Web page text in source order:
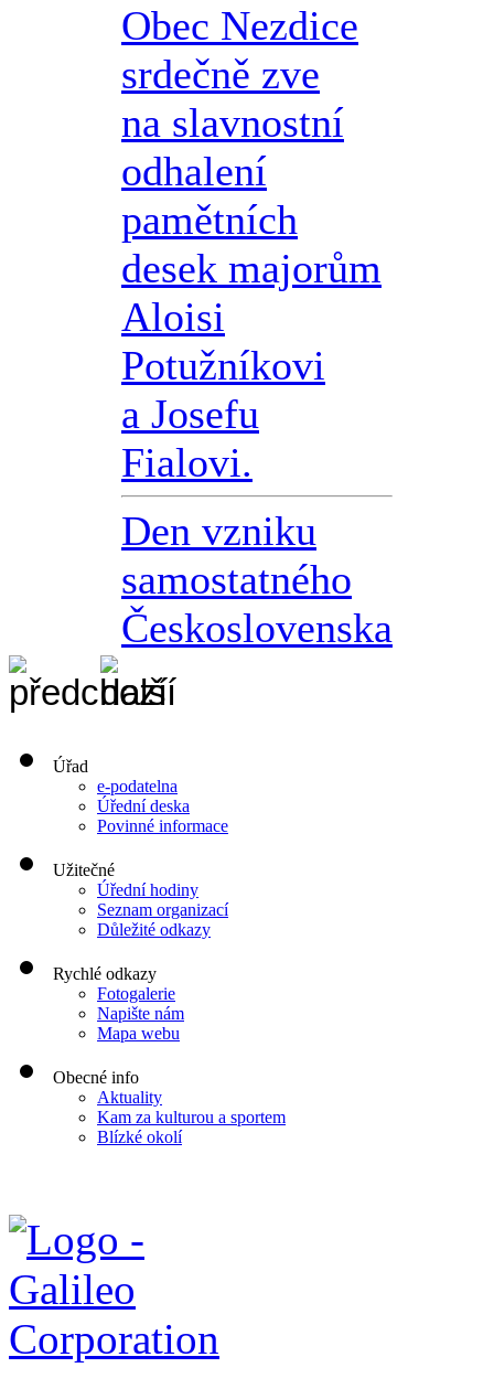
Obec Nezdice
srdečně zve
na slavnostní
odhalení
pamětních
desek majorům
Aloisi
Potužníkovi
a Josefu
Fialovi.
Den vzniku
samostatného
Československa
Úřad
e-podatelna
Úřední deska
Povinné informace
Užitečné
Úřední hodiny
Seznam organizací
Důležité odkazy
Rychlé odkazy
Fotogalerie
Napište nám
Mapa webu
Obecné info
Aktuality
Kam za kulturou a sportem
Blízké okolí